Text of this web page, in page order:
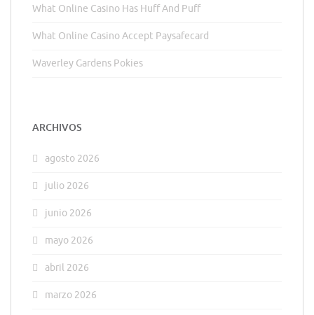
What Online Casino Has Huff And Puff
What Online Casino Accept Paysafecard
Waverley Gardens Pokies
ARCHIVOS
agosto 2026
julio 2026
junio 2026
mayo 2026
abril 2026
marzo 2026